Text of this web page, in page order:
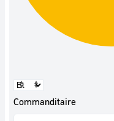
Commanditaire